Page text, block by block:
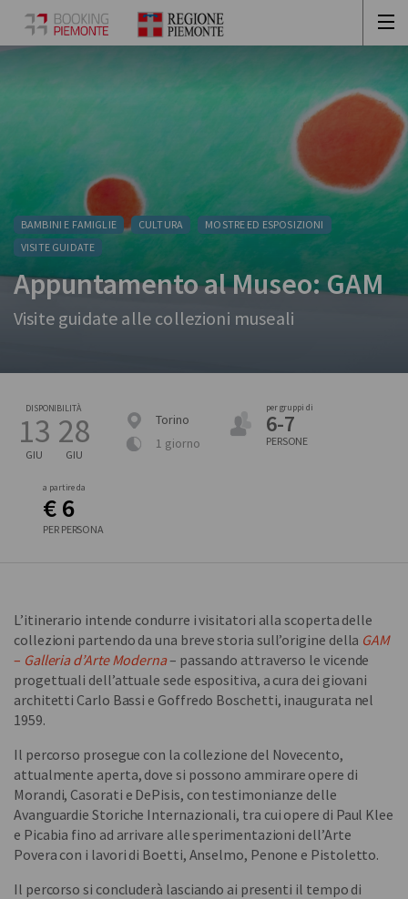
BAMBINI E FAMIGLIE CULTURA
MOSTRE ED ESPOSIZIONI
VISITE GUIDATE
Appuntamento al Museo: GAM
Visite guidate alle collezioni museali
DISPONIBILITÀ
13
GIU
28
GIU
Torino
1 giorno
per gruppi di
6-7
PERSONE
a partire da
€ 6
PER PERSONA
L’itinerario intende condurre i visitatori alla scoperta delle
collezioni partendo da una breve storia sull’origine della GAM
– Galleria d’Arte Moderna– passando attraverso le vicende
progettuali dell’attuale sede espositiva, a cura dei giovani
architetti Carlo Bassi e Goffredo Boschetti, inaugurata nel
1959.
Il percorso prosegue con la collezione del Novecento,
attualmente aperta, dove si possono ammirare opere di
Morandi, Casorati e DePisis, con testimonianze delle
Avanguardie Storiche Internazionali, tra cui opere di Paul Klee
e Picabia fino ad arrivare alle sperimentazioni dell’Arte
Povera con i lavori di Boetti, Anselmo, Penone e Pistoletto.
Il percorso si concluderà lasciando ai presenti il tempo di